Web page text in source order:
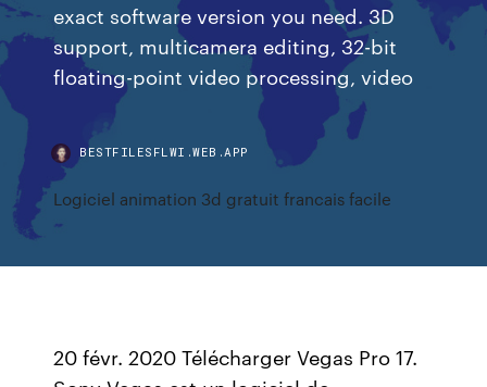
exact software version you need. 3D
support, multicamera editing, 32-bit
floating-point video processing, video
BESTFILESFLWI.WEB.APP
Logiciel animation 3d gratuit francais facile
20 févr. 2020 Télécharger Vegas Pro 17.